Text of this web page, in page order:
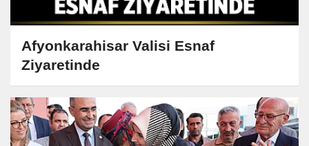
Afyonkarahisar Valisi Esnaf
Ziyaretinde